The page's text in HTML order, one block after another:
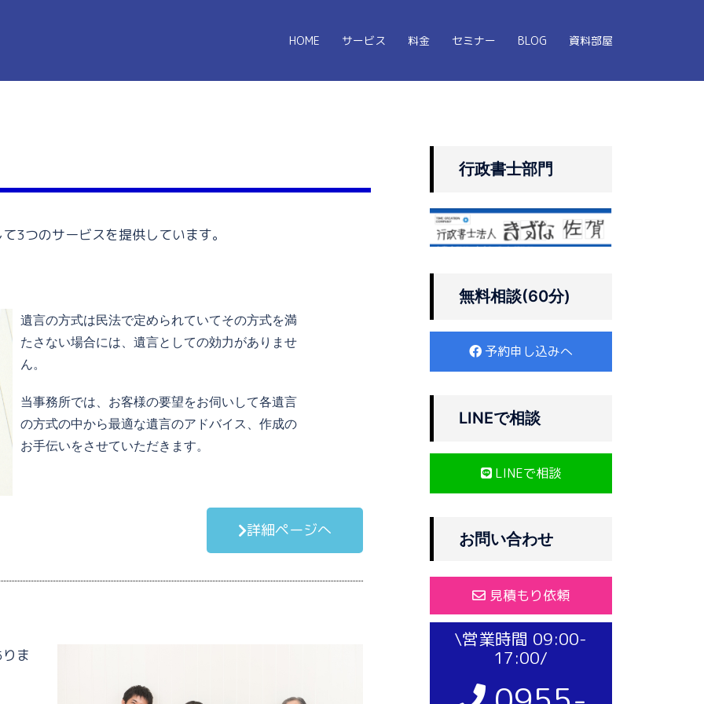
HOME サービス 料金 セミナー BLOG 資料部屋
3つのサービスを提供しています。
遺言の方式は民法で定められていてその方式を満
たさない場合には、遺言としての効力がありませ
ん。
当事務所では、お客様の要望をお伺いして各遺言
の方式の中から最適な遺言のアドバイス、作成の
お手伝いをさせていただきます。
詳細ページへ
ま
行政書士部門
無料相談(60分)
予約申し込みへ
LINEで相談
LINEで相談
お問い合わせ
見積もり依頼
\営業時間 09:00-
17:00/